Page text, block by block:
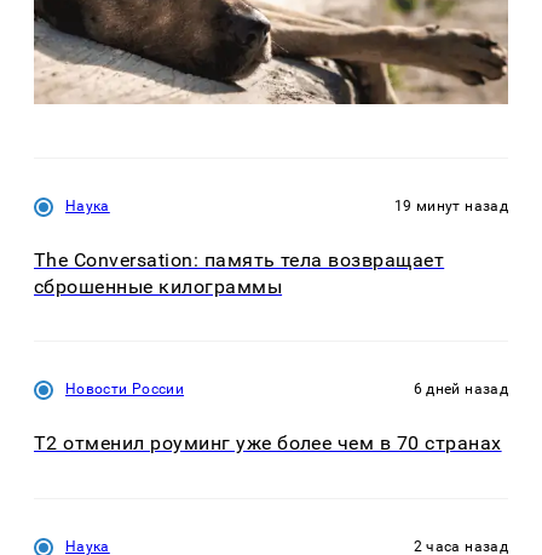
Наука 19 минут назад
The Conversation: память тела возвращает
сброшенные килограммы
Новости России 6 дней назад
Т2 отменил роуминг уже более чем в 70 странах
Наука 2 часа назад